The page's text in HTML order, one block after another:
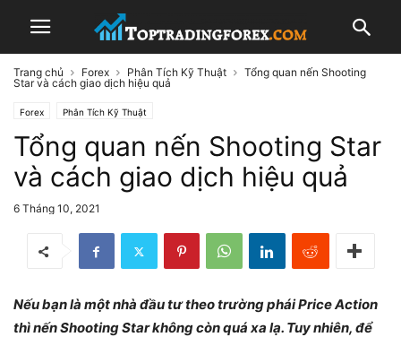
Trang chủ Forex Phân Tích Kỹ Thuật
Tổng quan nến Shooting
Star và cách giao dịch hiệu quả
Forex Phân Tích Kỹ Thuật
Tổng quan nến Shooting Star
và cách giao dịch hiệu quả
6 Tháng 10, 2021
Nếu bạn là một nhà đầu tư theo trường phái Price Action
thì nến Shooting Star không còn quá xa lạ. Tuy nhiên, để